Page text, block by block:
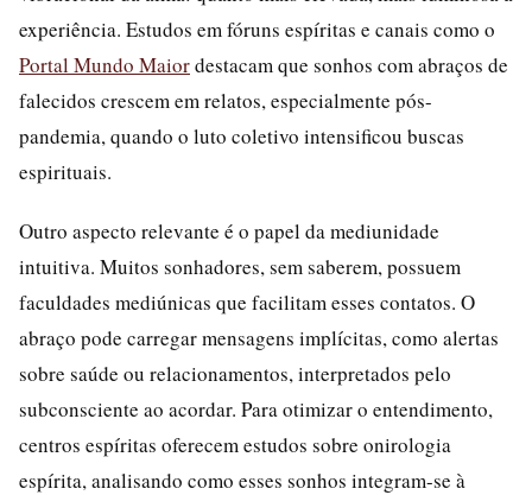
experiência. Estudos em fóruns espíritas e canais como o
Portal Mundo Maiordestacam que sonhos com abraços de
falecidos crescem em relatos, especialmente pós-
pandemia, quando o luto coletivo intensificou buscas
espirituais.
Outro aspecto relevante é o papel da mediunidade
intuitiva. Muitos sonhadores, sem saberem, possuem
faculdades mediúnicas que facilitam esses contatos. O
abraço pode carregar mensagens implícitas, como alertas
sobre saúde ou relacionamentos, interpretados pelo
subconsciente ao acordar. Para otimizar o entendimento,
centros espíritas oferecem estudos sobre onirologia
espírita, analisando como esses sonhos integram-se à